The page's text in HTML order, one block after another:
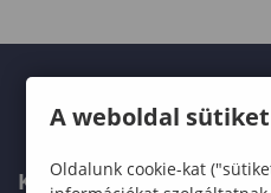
KARUNK
A weboldal
Oldalunk cookie-kat